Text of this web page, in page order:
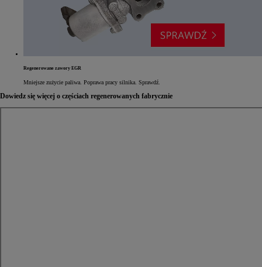
Regenerowane zawory EGR
Mniejsze zużycie paliwa. Poprawa pracy silnika. Sprawdź.
Dowiedz się więcej o częściach regenerowanych fabrycznie